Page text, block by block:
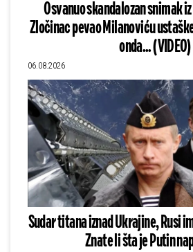
Osvanuo skandalozan snimak
Zločinac pevao Milanoviću
onda... (VIDEO)
06.08.2026
Sudar titana iznad Ukrajine, Rusi
Znate li šta je Putin